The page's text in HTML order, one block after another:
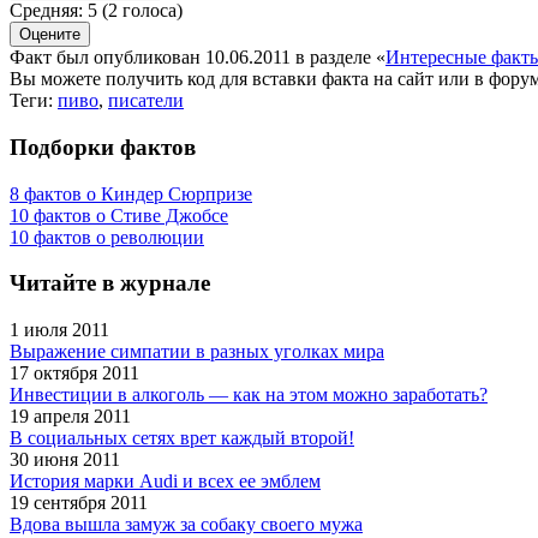
Средняя: 5 (2 голоса)
Факт был опубликован 10.06.2011 в разделе «Интересные
Вы можете получить код для вставки факта на сайт или в
Теги: пиво, писатели
Подборки фактов
8 фактов о Киндер Сюрпризе
10 фактов о Стиве Джобсе
10 фактов о революции
Читайте в журнале
1 июля 2011
Выражение симпатии в разных уголках мира
17 октября 2011
Инвестиции в алкоголь — как на этом можно заработать?
19 апреля 2011
В социальных сетях врет каждый второй!
30 июня 2011
История марки Audi и всех ее эмблем
19 сентября 2011
Вдова вышла замуж за собаку своего мужа